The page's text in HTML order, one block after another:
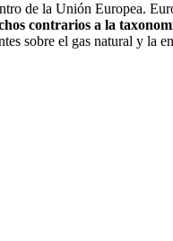
de la Unión Europea.
contrarios a la
sobre el gas natural y la